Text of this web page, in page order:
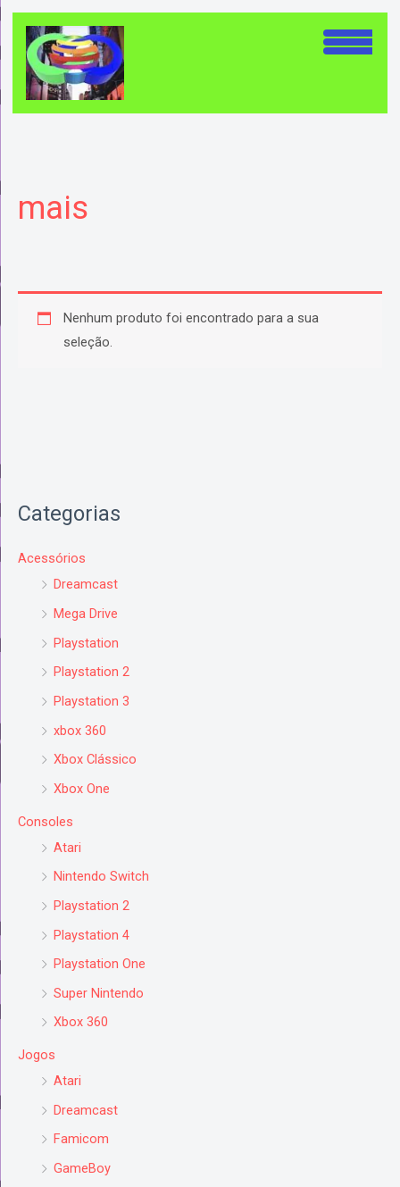
Ir
o
conteúdo
Categorias
Acessórios
Dreamcast
Mega Drive
Playstation
Playstation 2
Playstation 3
xbox 360
Xbox Clássico
Xbox One
Consoles
Atari
Nintendo Switch
Playstation 2
Playstation 4
Playstation One
Super Nintendo
Xbox 360
Jogos
Atari
Dreamcast
Famicom
GameBoy
mais
Nenhum produto foi encontrado para a sua
seleção.